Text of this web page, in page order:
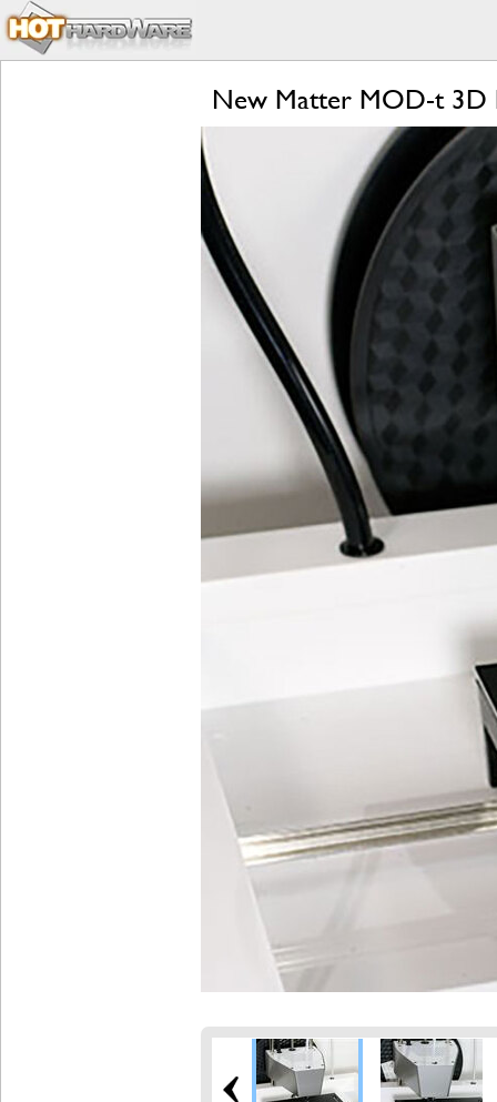
New Matter MOD-t 3D